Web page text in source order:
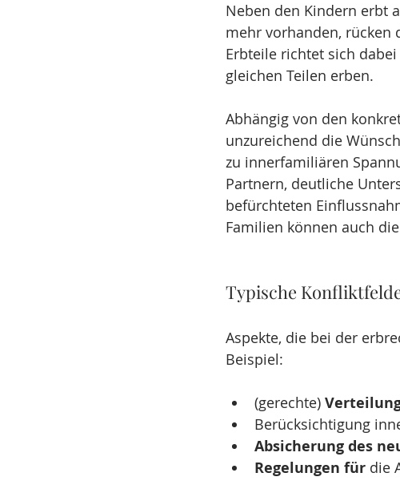
Neben den Kindern erbt
mehr vorhanden, rücken
Erbteile richtet sich
gleichen Teilen erben.
Abhängig von den
unzureichend die
zu innerfamiliären
Partnern, deutliche
befürchteten
Familien können auch
Typische
Aspekte, die bei der
Beispiel:
(gerechte)
Berücksichtigung
Absicherung des
Regelungen für die